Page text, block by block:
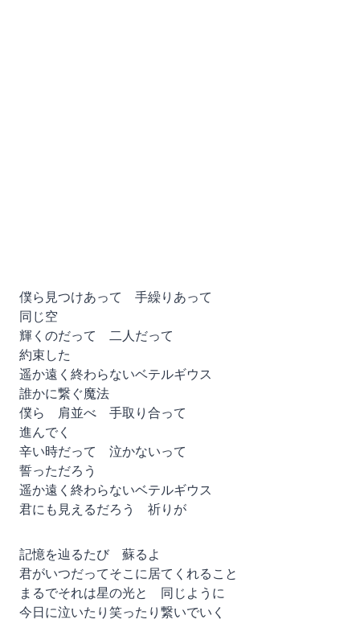
僕ら見つけあって 手繰りあって
同じ空
輝くのだって 二人だって
約束した
遥か遠く終わらないベテルギウス
誰かに繋ぐ魔法
僕ら 肩並べ 手取り合って
進んでく
辛い時だって 泣かないって
誓っただろう
遥か遠く終わらないベテルギウス
君にも見えるだろう 祈りが
記憶を辿るたび 蘇るよ
君がいつだってそこに居てくれること
まるでそれは星の光と 同じように
今日に泣いたり笑ったり繋いでいく